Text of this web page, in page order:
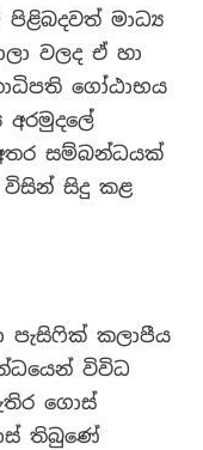
පිළිබදවත් මාධ්‍ය
වලද ඒ හා
ගෝඨාභය
සම්බන්ධයක්
විසින් සිදු කළ
පැසිෆික් කලාපීය
විවිධ
ගොස්
තිබුණේ